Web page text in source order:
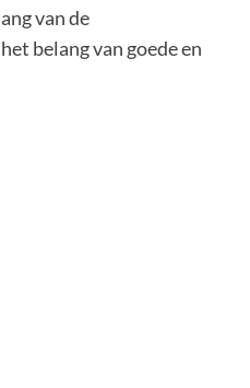
van de
belang van goede en